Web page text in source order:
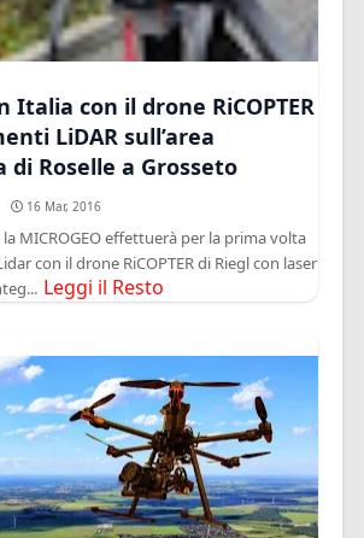
Italia con il drone RiCOPTER
LiDAR sull’area
di Roselle a Grosseto
16 Mar, 2016
MICROGEO effettuerà per la prima volta
con il drone RiCOPTER di Riegl con laser
Leggi il Resto